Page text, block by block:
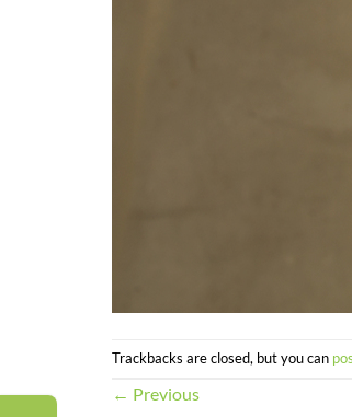
Trackbacks are closed, but you can
← Previous